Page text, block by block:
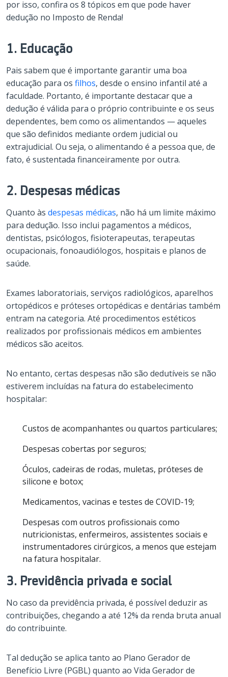
por isso, confira os 8 tópicos em que pode haver
dedução no Imposto de Renda!
1. Educação
Pais sabem que é importante garantir uma boa
educação para os filhos, desde o ensino infantil até a
faculdade. Portanto, é importante destacar que a
dedução é válida para o próprio contribuinte e os seus
dependentes, bem como os alimentandos — aqueles
que são definidos mediante ordem judicial ou
extrajudicial. Ou seja, o alimentando é a pessoa que, de
fato, é sustentada financeiramente por outra.
2. Despesas médicas
Quanto às despesas médicas, não há um limite máximo
para dedução. Isso inclui pagamentos a médicos,
dentistas, psicólogos, fisioterapeutas, terapeutas
ocupacionais, fonoaudiólogos, hospitais e planos de
saúde.
Exames laboratoriais, serviços radiológicos, aparelhos
ortopédicos e próteses ortopédicas e dentárias também
entram na categoria. Até procedimentos estéticos
realizados por profissionais médicos em ambientes
médicos são aceitos.
No entanto, certas despesas não são dedutíveis se não
estiverem incluídas na fatura do estabelecimento
hospitalar:
Custos de acompanhantes ou quartos particulares;
Despesas cobertas por seguros;
Óculos, cadeiras de rodas, muletas, próteses de
silicone e botox;
Medicamentos, vacinas e testes de COVID-19;
Despesas com outros profissionais como
nutricionistas, enfermeiros, assistentes sociais e
instrumentadores cirúrgicos, a menos que estejam
na fatura hospitalar.
3. Previdência privada e social
No caso da previdência privada, é possível deduzir as
contribuições, chegando a até 12% da renda bruta anual
do contribuinte.
Tal dedução se aplica tanto ao Plano Gerador de
Benefício Livre (PGBL) quanto ao Vida Gerador de